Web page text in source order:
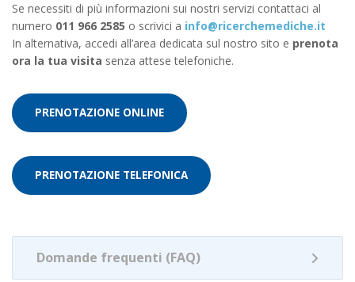
Se necessiti di più informazioni sui nostri servizi contattaci al
numero 011 966 2585 o scrivici a info@ricerchemediche.it
In alternativa, accedi all’area dedicata sul nostro sito e prenota
ora la tua visita senza attese telefoniche.
PRENOTAZIONE ONLINE
PRENOTAZIONE TELEFONICA
Domande frequenti (FAQ)